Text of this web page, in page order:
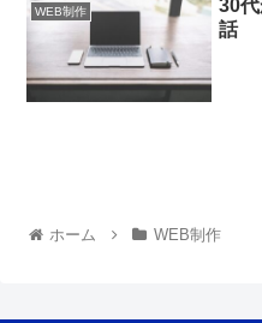
WEB制作
30
話
ホーム WEB制作